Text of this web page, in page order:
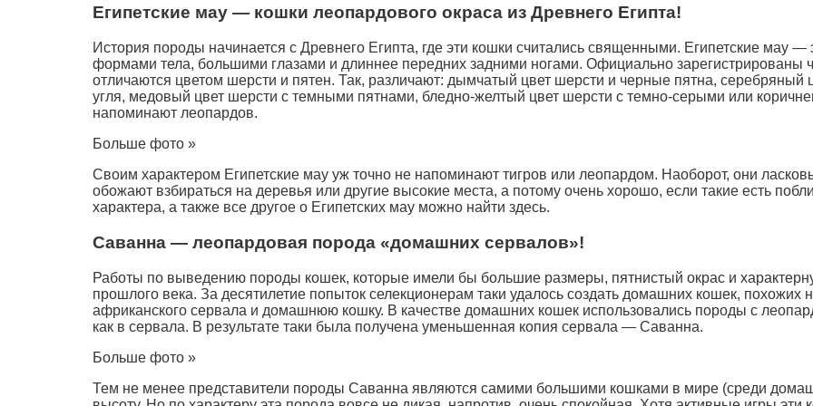
Египетские мау — кошки леопардового окраса из Древнего Египта!
История породы начинается с Древнего Египта, где эти кошки считались священными. Египетские мау
формами тела, большими глазами и длиннее передних задними ногами. Официально зарегистрированы
отличаются цветом шерсти и пятен. Так, различают: дымчатый цвет шерсти и черные пятна, серебряный
угля, медовый цвет шерсти с темными пятнами, бледно-желтый цвет шерсти с темно-серыми или
напоминают леопардов.
Больше фото »
Своим характером Египетские мау уж точно не напоминают тигров или леопардом. Наоборот, они
обожают взбираться на деревья или другие высокие места, а потому очень хорошо, если такие есть
характера, а также все другое о Египетских мау можно найти здесь.
Саванна — леопардовая порода «домашних сервалов»!
Работы по выведению породы кошек, которые имели бы большие размеры, пятнистый окрас и
прошлого века. За десятилетие попыток селекционерам таки удалось создать домашних кошек,
африканского сервала и домашнюю кошку. В качестве домашних кошек использовались породы с
как в сервала. В результате таки была получена уменьшенная копия сервала — Саванна.
Больше фото »
Тем не менее представители породы Саванна являются самими большими кошками в мире (среди